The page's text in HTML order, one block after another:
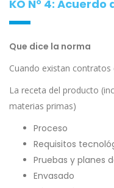
KO N° 4: Acuerdo
Que dice la norma
Cuando existan
La receta del producto
materias primas)
Proceso
Requisitos
Pruebas y planes
Envasado